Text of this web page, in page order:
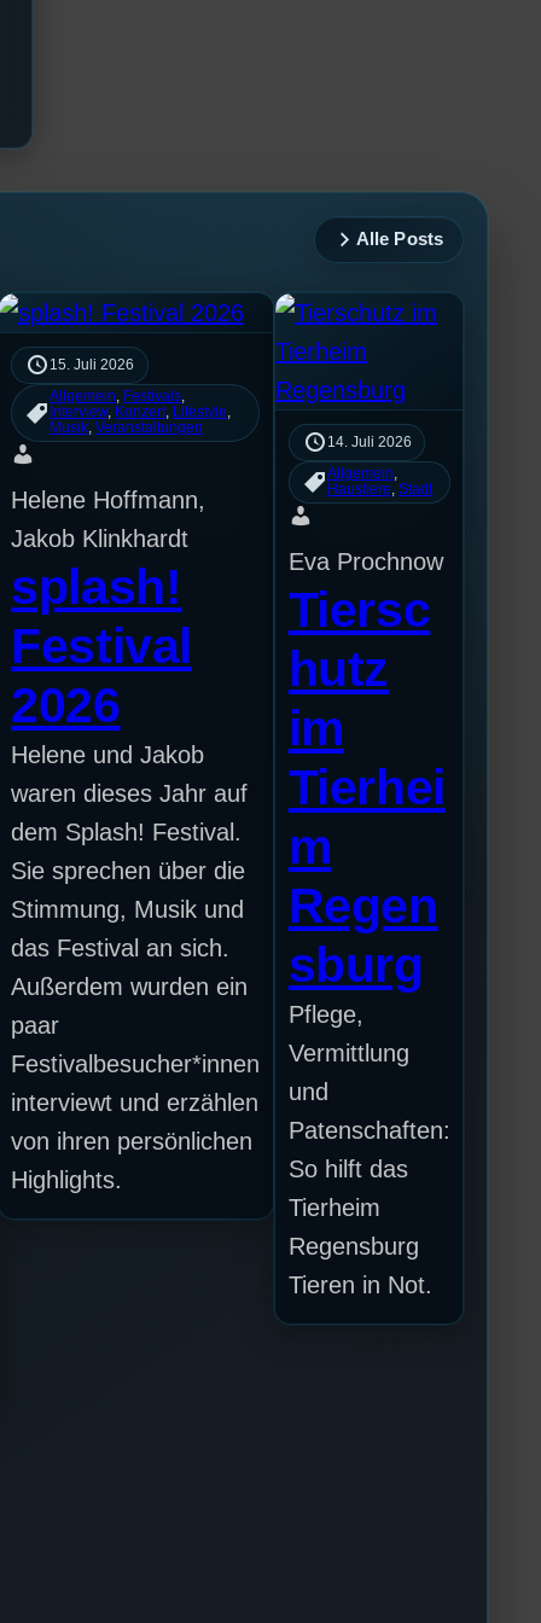
Alle Posts
15. Juli 2026
Allgemein Festivals
Interview, Konzert Lifestyle
Musik , Veranstaltungen
Helene Hoffmann,
Jakob Klinkhardt
splash!
Festival
2026
Helene und Jakob
waren dieses Jahr auf
dem Splash! Festival.
Sie sprechen über die
Stimmung, Musik und
das Festival an sich.
Außerdem wurden ein
paar
Festivalbesucher*innen
interviewt und erzählen
von ihren persönlichen
Highlights.
14. Juli 2026
Allgemein
Haustiere Stadt
Eva Prochnow
Tiersc
hutz
im
Tierhei
m
Regen
sburg
Pflege,
Vermittlung
und
Patenschaften:
So hilft das
Tierheim
Regensburg
Tieren in Not.